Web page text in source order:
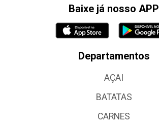
Baixe já nosso APP
Departamentos
AÇAI
BATATAS
CARNES